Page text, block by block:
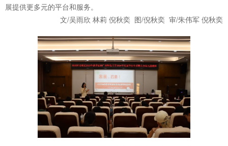
展提供更多元的平台和服务。
文/吴雨欣 林莉 倪秋奕 图/倪秋奕 审/朱伟军 倪秋奕